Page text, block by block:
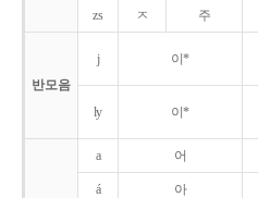
zs ㅈ 주
반모음
j 이*
ly 이*
a 어
á 아